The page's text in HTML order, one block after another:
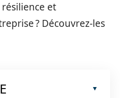
et
? Découvrez-les